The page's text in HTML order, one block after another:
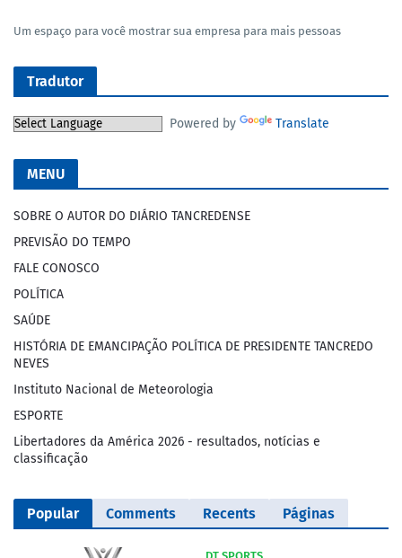
Um espaço para você mostrar sua empresa para mais pessoas
Tradutor
Powered by Translate
MENU
SOBRE O AUTOR DO DIÁRIO TANCREDENSE
PREVISÃO DO TEMPO
FALE CONOSCO
POLÍTICA
SAÚDE
HISTÓRIA DE EMANCIPAÇÃO POLÍTICA DE PRESIDENTE TANCREDO
NEVES
Instituto Nacional de Meteorologia
ESPORTE
Libertadores da América 2026 - resultados, notícias e
classificação
Popular Comments Recents Páginas
DT SPORTS